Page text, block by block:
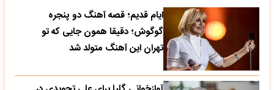
ایام قدیم؛ قصه آهنگ دو پنجره
گوگوش؛ دقیقا همون جایی که تو
تهران این آهنگ متولد شد